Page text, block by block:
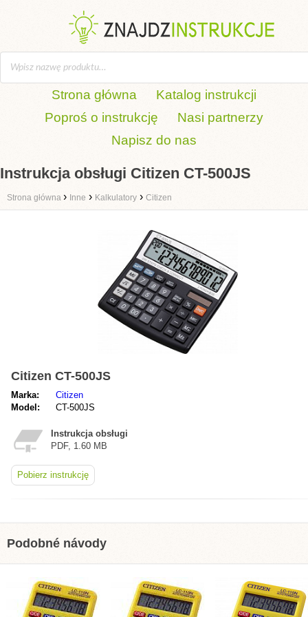
Strona główna
Katalog instrukcji
Poproś o instrukcję
Nasi partnerzy
Napisz do nas
Instrukcja obsługi Citizen CT-500JS
Strona główna › Inne › Kalkulatory › Citizen
Citizen CT-500JS
Marka:
Citizen
Model:
CT-500JS
Instrukcja obsługi
PDF, 1.60 MB
Pobierz instrukcję
Podobné návody